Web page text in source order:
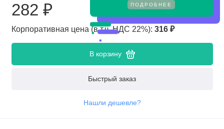
ПОДРОБНЕЕ
282 ₽
Корпоративная цена (в т.ч. НДС 22%): 316 ₽
В корзину
Быстрый заказ
Нашли дешевле?